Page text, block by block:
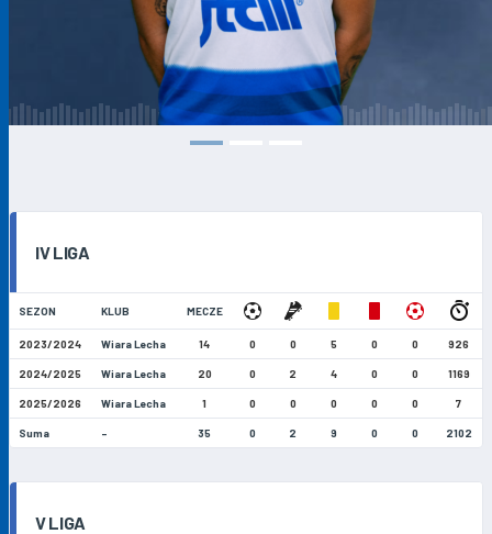
IV LIGA
SEZON KLUB MECZE
2023/2024 Wiara Lecha 14 0 0 5 0 0 926
2024/2025 Wiara Lecha 20 0 2 4 0 0 1169
2025/2026 Wiara Lecha 1 0 0 0 0 0 7
Suma - 35 0 2 9 0 0 2102
V LIGA